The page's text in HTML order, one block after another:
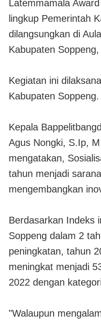
Latemmamala
lingkup Pemerintah
dilangsungkan di
Kabupaten
Kegiatan ini
Kabupaten Soppeng.
Kepala
Agus Nongki, S.Ip,
mengatakan,
tahun menjadi
mengembangkan
Berdasarkan Indeks
Soppeng dalam 2
peningkatan, tahun
meningkat menjadi
2022 dengan
"Walaupun